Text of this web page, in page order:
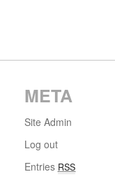
META
Site Admin
Log out
Entries RSS